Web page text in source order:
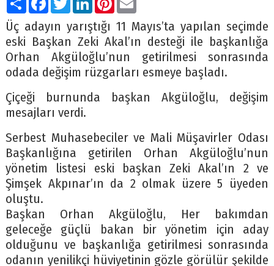
Üç adayın yarıştığı 11 Mayıs’ta yapılan seçimde
eski Başkan Zeki Akal’ın desteği ile başkanlığa
Orhan Akgüloğlu’nun getirilmesi sonrasında
odada değişim rüzgarları esmeye başladı.
Çiçeği burnunda başkan Akgüloğlu, değişim
mesajları verdi.
Serbest Muhasebeciler ve Mali Müşavirler Odası
Başkanlığına getirilen Orhan Akgüloğlu’nun
yönetim listesi eski başkan Zeki Akal’ın 2 ve
Şimşek Akpınar’ın da 2 olmak üzere 5 üyeden
oluştu.
Başkan Orhan Akgüloğlu, Her bakımdan
geleceğe güçlü bakan bir yönetim için aday
olduğunu ve başkanlığa getirilmesi sonrasında
odanın yenilikçi hüviyetinin gözle görülür şekilde